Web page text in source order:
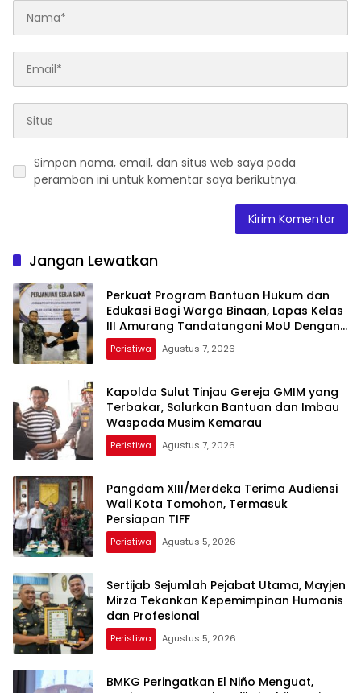
Simpan nama, email, dan situs web saya pada
peramban ini untuk komentar saya berikutnya.
Jangan Lewatkan
Perkuat Program Bantuan Hukum dan
Edukasi Bagi Warga Binaan, Lapas Kelas
III Amurang Tandatangani MoU Dengan
LBH KASALANG CENTER
Peristiwa Agustus 7, 2026
Kapolda Sulut Tinjau Gereja GMIM yang
Terbakar, Salurkan Bantuan dan Imbau
Waspada Musim Kemarau
Peristiwa Agustus 7, 2026
Pangdam XIII/Merdeka Terima Audiensi
Wali Kota Tomohon, Termasuk
Persiapan TIFF
Peristiwa Agustus 5, 2026
Sertijab Sejumlah Pejabat Utama, Mayjen
Mirza Tekankan Kepemimpinan Humanis
dan Profesional
Peristiwa Agustus 5, 2026
BMKG Peringatkan El Niño Menguat,